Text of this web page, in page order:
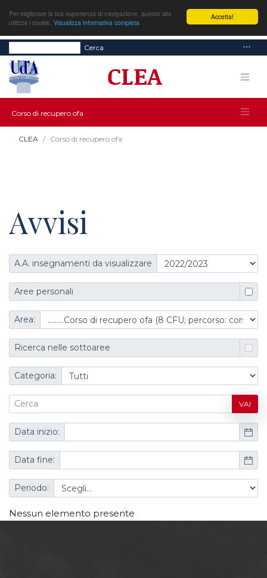
Accetta!
Per migliorare la tua esperienza di navigazione, questo sito
utilizza i cookie. Visualizza informativa completa
Cerca
Corso di recupero ofa
CLEA Corso di recupero ofa
Avvisi
A.A. insegnamenti da visualizzare
Aree personali
Area:
Ricerca nelle sottoaree
Categoria:
VAI
Data inizio:
Data fine:
Periodo:
Nessun elemento presente